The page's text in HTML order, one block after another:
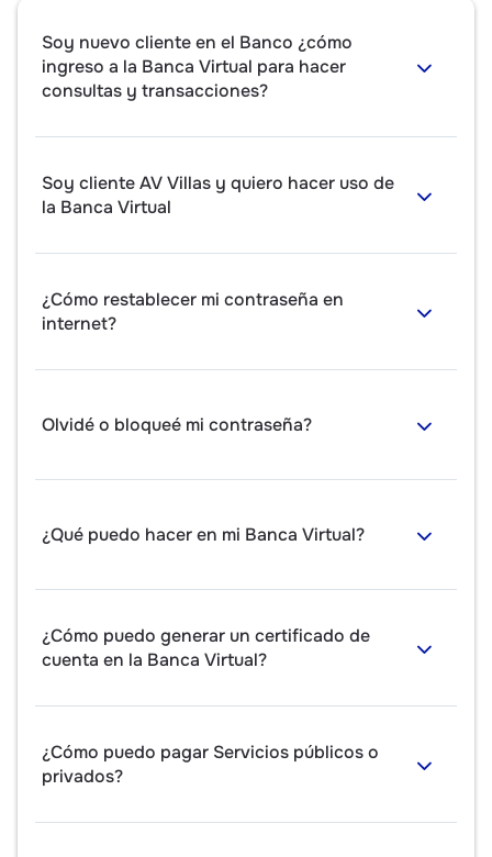
Soy nuevo cliente en el Banco ¿cómo
ingreso a la Banca Virtual para hacer
consultas y transacciones?
Soy cliente AV Villas y quiero hacer uso de
la Banca Virtual
¿Cómo restablecer mi contraseña en
internet?
Olvidé o bloqueé mi contraseña?
¿Qué puedo hacer en mi Banca Virtual?
¿Cómo puedo generar un certificado de
cuenta en la Banca Virtual?
¿Cómo puedo pagar Servicios públicos o
privados?